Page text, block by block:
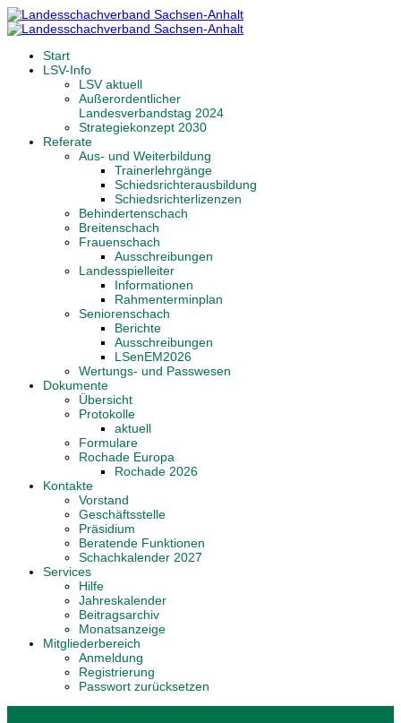
Start
LSV-Info
LSV aktuell
Außerordentlicher
Landesverbandstag 2024
Strategiekonzept 2030
Referate
Aus- und Weiterbildung
Trainerlehrgänge
Schiedsrichterausbildung
Schiedsrichterlizenzen
Behindertenschach
Breitenschach
Frauenschach
Ausschreibungen
Landesspielleiter
Informationen
Rahmenterminplan
Seniorenschach
Berichte
Ausschreibungen
LSenEM2026
Wertungs- und Passwesen
Dokumente
Übersicht
Protokolle
aktuell
Formulare
Rochade Europa
Rochade 2026
Kontakte
Vorstand
Geschäftsstelle
Präsidium
Beratende Funktionen
Schachkalender 2027
Services
Hilfe
Jahreskalender
Beitragsarchiv
Monatsanzeige
Mitgliederbereich
Anmeldung
Registrierung
Passwort zurücksetzen